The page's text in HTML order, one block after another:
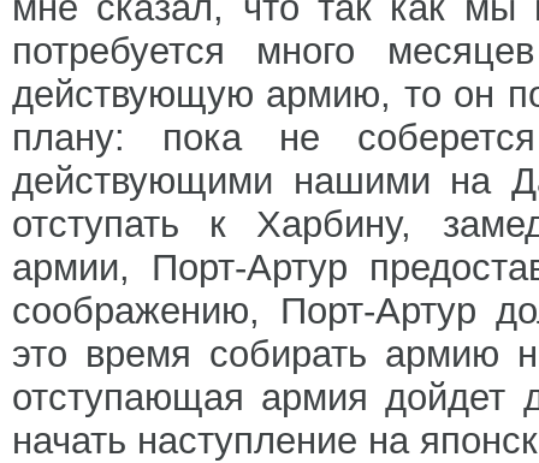
потребуется много
действующую армию, то он
плану: пока не
действующими нашими на
отступать к Харбину,
армии, Порт-Артур
соображению, Порт-Артур
это время собирать армию
отступающая армия дойдет
начать наступление на